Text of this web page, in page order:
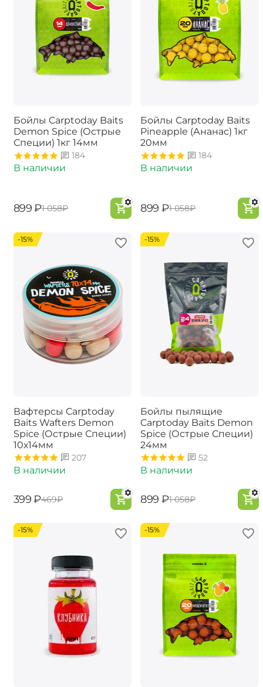
Бойлы Carptoday Baits
Demon Spice (Острые
Специи) 1кг 14мм
184
В наличии
‍899‍ ₽‍1 058‍₽
Бойлы Carptoday Baits
Pineapple (Ананас) 1кг
20мм
184
В наличии
‍899‍ ₽‍1 058‍₽
-15%
Вафтерсы Carptoday
Baits Wafters Demon
Spice (Острые Специи)
10х14мм
207
В наличии
‍399‍ ₽‍469‍₽
-15%
Бойлы пылящие
Carptoday Baits Demon
Spice (Острые Специи)
24мм
52
В наличии
‍899‍ ₽‍1 058‍₽
-15% -15%